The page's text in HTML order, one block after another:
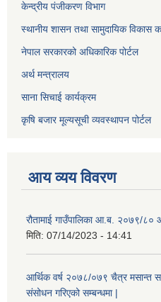
केन्द्रीय पंजीकरण विभाग
स्थानीय शासन तथा सामुदायिक विकास
नेपाल सरकारको अधिकारिक पोर्टल
अर्थ मन्त्रालय
साना सिचाई कार्यक्रम
कृषि बजार मूल्यसूची व्यवस्थापन पोर्टल
आय व्यय विवरण
रौतामाई गाउँपालिका आ.ब. २०७९/८०
मिति: 07/14/2023 - 14:41
आर्थिक वर्ष २०७८/०७९ चैत्र मसान्त
संसोधन गरिएको सम्बन्धमा |